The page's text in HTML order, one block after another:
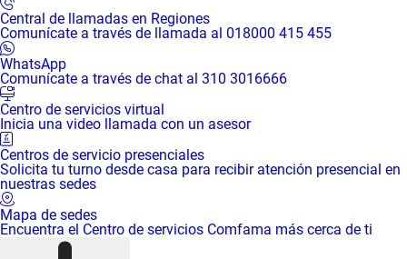
Central de llamadas en Regiones
Comunícate a través de llamada al 018000 415 455
WhatsApp
Comunícate a través de chat al 310 3016666
Centro de servicios virtual
Inicia una video llamada con un asesor
Centros de servicio presenciales
Solicita tu turno desde casa para recibir atención presencial en
nuestras sedes
Mapa de sedes
Encuentra el Centro de servicios Comfama más cerca de ti